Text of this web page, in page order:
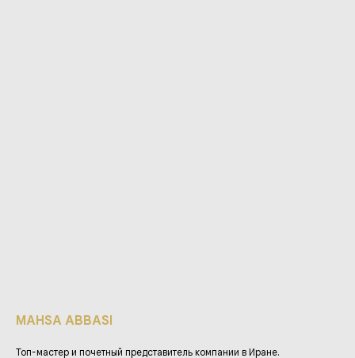
MAHSA ABBASI
Топ-мастер и почетный представитель компании в Иране.